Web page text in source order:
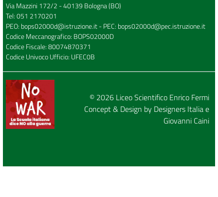
Via Mazzini 172/2 - 40139 Bologna (BO)
Tel:051 2170201
PEO: bops02000d@istruzione.it- PEC: bops02000d@pec.istruzione.it
Codice Meccanografico: BOPS02000D
Codice Fiscale: 80074870371
Codice Univoco Ufficio: UFEC0B
© 2026 Liceo Scientifico Enrico Fermi
Concept & Design by Designers Italiae
Giovanni Caini